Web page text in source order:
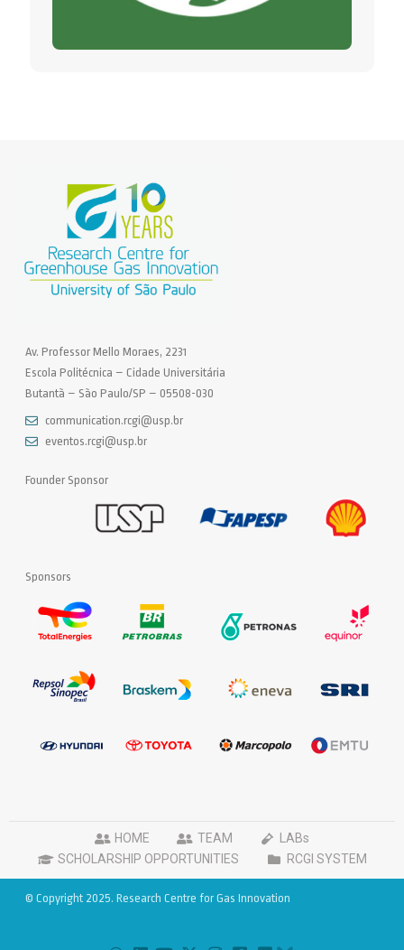
Av. Professor Mello Moraes, 2231
Escola Politécnica – Cidade Universitária
Butantã – São Paulo/SP – 05508-030
communication.rcgi@usp.br
eventos.rcgi@usp.br
Founder Sponsor
Sponsors
HOME TEAM
LABs
SCHOLARSHIP OPPORTUNITIES
RCGI SYSTEM
© Copyright 2025. Research Centre for Gas Innovation